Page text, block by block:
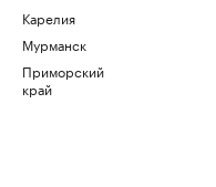
Карелия
Мурманск
Приморский
край